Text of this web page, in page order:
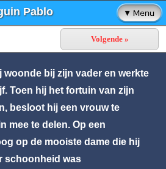
Pablo
Volgende »
woonde bij zijn vader en werkte
Toen hij het fortuin van zijn
besloot hij een vrouw te
mee te delen. Op een
op de mooiste dame die hij
schoonheid was